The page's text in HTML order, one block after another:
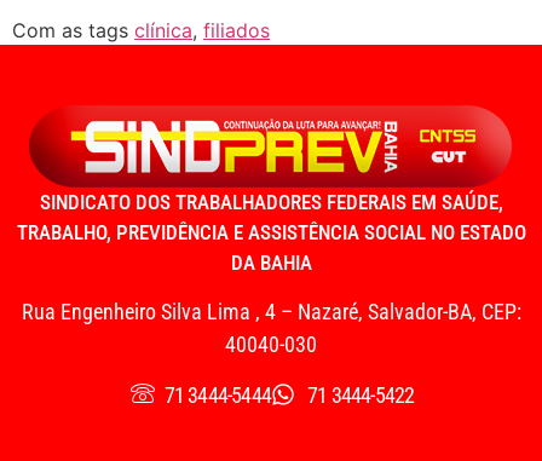
Com as tags clínica, filiados
SINDICATO DOS TRABALHADORES FEDERAIS EM SAÚDE,
TRABALHO, PREVIDÊNCIA E ASSISTÊNCIA SOCIAL NO ESTADO
DA BAHIA
Rua Engenheiro Silva Lima , 4 – Nazaré, Salvador-BA, CEP:
40040-030
71 3444-5444
71 3444-5422